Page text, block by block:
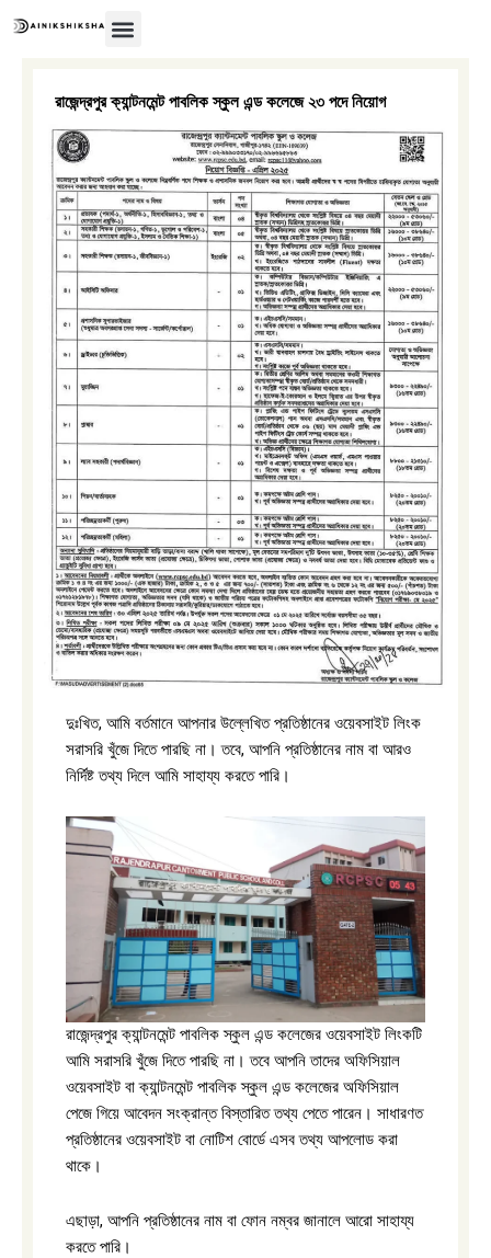
to
রাজেন্দ্রপুর ক্যান্টনমেন্ট পাবলিক স্কুল এন্ড কলেজে ২৩ পদে নিয়ােগ
দুঃখিত, আমি বর্তমানে আপনার উল্লেখিত প্রতিষ্ঠানের ওয়েবসাইট লিংক
সরাসরি খুঁজে দিতে পারছি না। তবে, আপনি প্রতিষ্ঠানের নাম বা আরও
নির্দিষ্ট তথ্য দিলে আমি সাহায্য করতে পারি।
রাজেন্দ্রপুর ক্যান্টনমেন্ট পাবলিক স্কুল এন্ড কলেজের ওয়েবসাইট লিংকটি
আমি সরাসরি খুঁজে দিতে পারছি না। তবে আপনি তাদের অফিসিয়াল
ওয়েবসাইট বা ক্যান্টনমেন্ট পাবলিক স্কুল এন্ড কলেজের অফিসিয়াল
পেজে গিয়ে আবেদন সংক্রান্ত বিস্তারিত তথ্য পেতে পারেন। সাধারণত
প্রতিষ্ঠানের ওয়েবসাইট বা নোটিশ বোর্ডে এসব তথ্য আপলোড করা
থাকে।
এছাড়া, আপনি প্রতিষ্ঠানের নাম বা ফোন নম্বর জানালে আরো সাহায্য
করতে পারি।